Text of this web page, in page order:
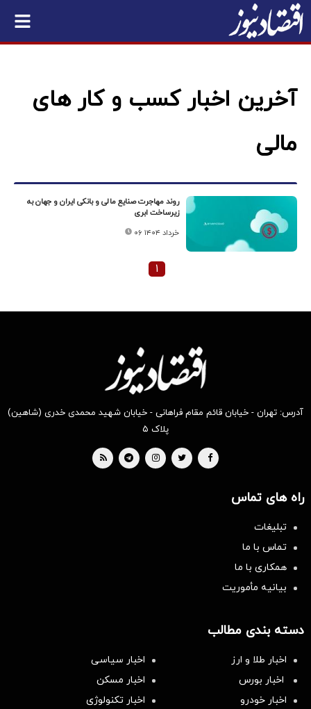
آخرین اخبار کسب و کار های
مالی
روند مهاجرت صنایع مالی و بانکی ایران و جهان به
زیرساخت ابری
۰۶ خرداد ۱۴۰۴
۱
آدرس: تهران - خیابان قائم مقام فراهانی - خیابان شهید محمدی خدری (شاهین)
پلاک ۵
راه های تماس
تبلیغات
تماس با ما
همکاری با ما
بیانیه مأموریت
دسته بندی مطالب
اخبار طلا و ارز
اخبار سیاسی
اخبار بورس
اخبار مسکن
اخبار خودرو
اخبار تکنولوژی